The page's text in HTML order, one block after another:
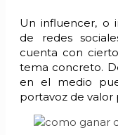
Un influencer, o
de redes
cuenta con
tema concreto.
en el medio
portavoz de valor